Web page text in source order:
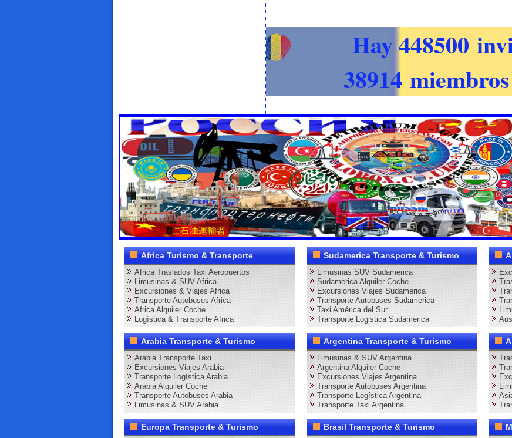
Hay 448500
38914
Africa Turismo & Transporte
Africa Traslados Taxi Aeropuertos
Limusinas & SUV Africa
Excursiones & Viajes Africa
Transporte Autobuses Africa
Africa Alquiler Coche
Logística & Transporte Africa
Arabia Transporte & Turismo
Arabia Transporte Taxi
Excursiones Viajes Arabia
Transporte Logística Arabia
Arabia Alquiler Coche
Transporte Autobuses Arabia
Limusinas & SUV Arabia
Europa Transporte & Turismo
Sudamerica Transporte & Turismo
Limusinas SUV Sudamerica
Sudamerica Alquiler Coche
Excursiones Viajes Sudamerica
Transporte Autobuses Sudamerica
Taxi América del Sur
Transporte Logistica Sudamerica
Argentina Transporte & Turismo
Limusinas & SUV Argentina
Argentina Alquiler Coche
Excursiones Viajes Argentina
Transporte Autobuses Argentina
Transporte Logística Argentina
Transporte Taxi Argentina
Brasil Transporte & Turismo